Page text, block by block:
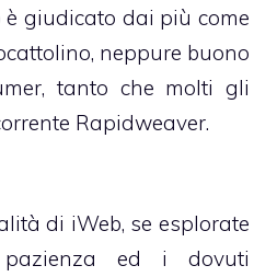
giudicato dai più come
neppure buono
tanto che molti gli
Rapidweaver.
di iWeb, se esplorate
ed i dovuti